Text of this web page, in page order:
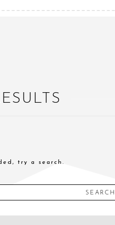
try a search.
SEARCH